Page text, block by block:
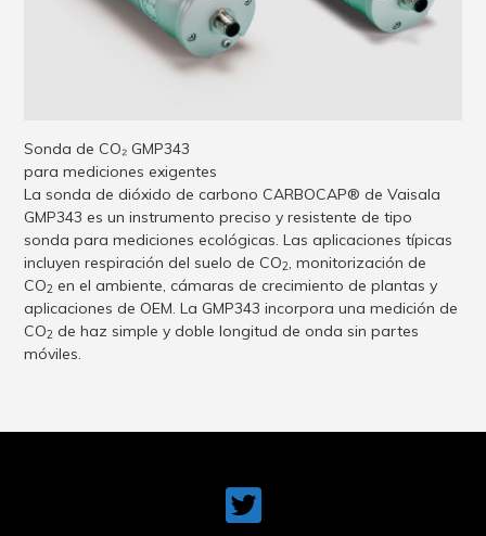
Sonda de CO₂ GMP343
para mediciones exigentes
La sonda de dióxido de carbono CARBOCAP® de Vaisala
GMP343 es un instrumento preciso y resistente de tipo
sonda para mediciones ecológicas. Las aplicaciones típicas
incluyen respiración del suelo de CO2, monitorización de
CO2 en el ambiente, cámaras de crecimiento de plantas y
aplicaciones de OEM. La GMP343 incorpora una medición de
CO2 de haz simple y doble longitud de onda sin partes
móviles.